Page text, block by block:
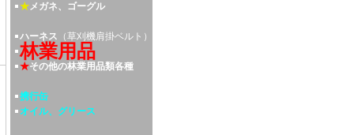
★メガネ、ゴーグル
ハーネス （草刈機肩掛ベルト）
林業用品
★その他の林業用品類各種
携行缶
オイル、グリース